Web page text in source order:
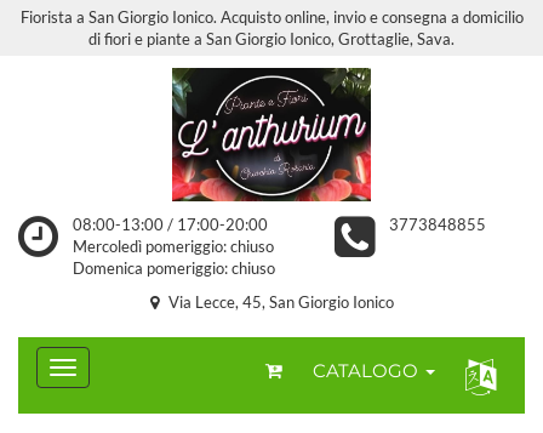
Fiorista a San Giorgio Ionico. Acquisto online, invio e consegna a domicilio
di fiori e piante a San Giorgio Ionico, Grottaglie, Sava.
08:00-13:00 / 17:00-20:00
Mercoledì pomeriggio: chiuso
Domenica pomeriggio: chiuso
3773848855
Via Lecce, 45, San Giorgio Ionico
CATALOGO